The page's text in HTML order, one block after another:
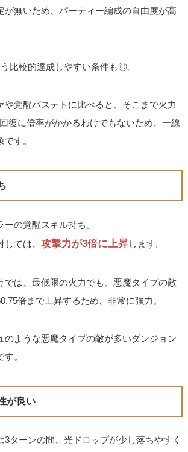
が無いため、パーティー編成の自由度が高
比較的達成しやすい条件も◎。
や覚醒バステトに比べると、そこまで火力
復に倍率がかかるわけでもないため、一線
す。
の覚醒スキル持ち。
しては、攻撃力が3倍に上昇します。
では、最低限の火力でも、悪魔タイプの敵
倍まで上昇するため、非常に強力。
のような悪魔タイプの敵が多いダンジョン
。
が良い
3ターンの間、光ドロップが少し落ちやすく